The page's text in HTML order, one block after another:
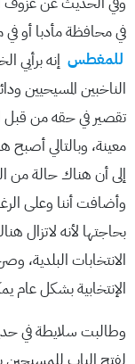
في محافظة مأدبا أو
للمغطس إنه
الناخبين المسيحيين
تقصير في حقه من قبل
معينة، وبالتالي
إلى أن هناك حالة من
وأضافت أننا وعلى الرغم
بحاجتها لأنه لاتزال
الانتخابات البلدية،
الإنتخابية بشكل
وطالبت سلايطة في